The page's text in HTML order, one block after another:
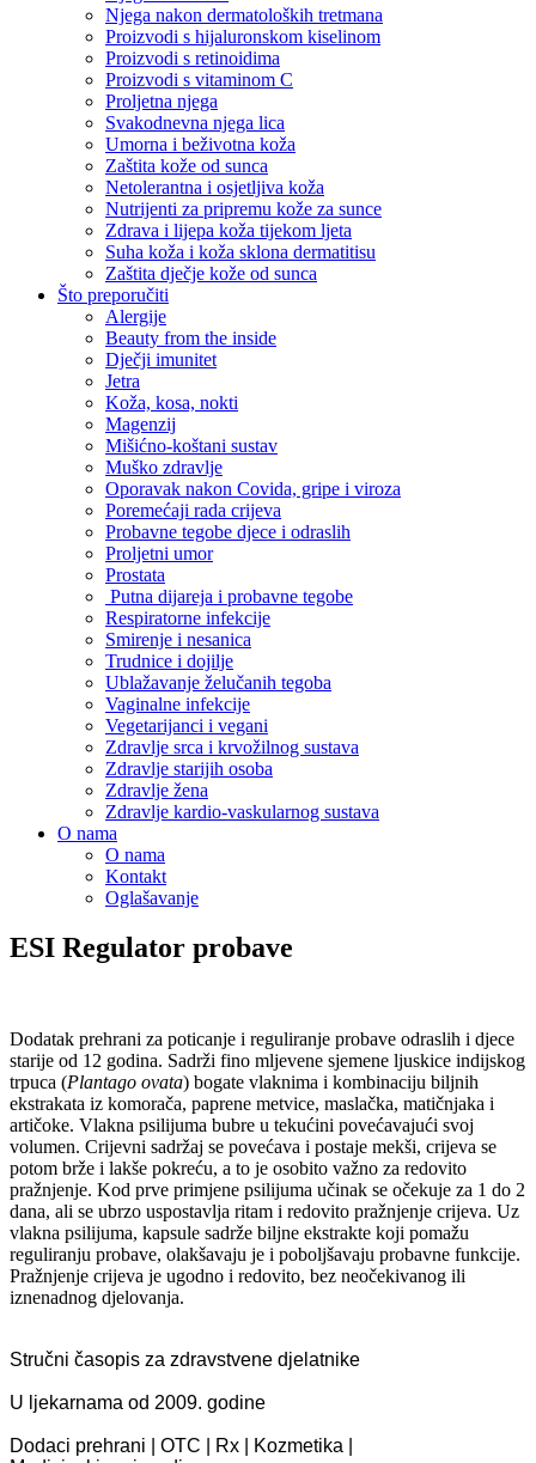
Njega nakon dermatoloških tretmana
Proizvodi s hijaluronskom kiselinom
Proizvodi s retinoidima
Proizvodi s vitaminom C
Proljetna njega
Svakodnevna njega lica
Umorna i beživotna koža
Zaštita kože od sunca
Netolerantna i osjetljiva koža
Nutrijenti za pripremu kože za sunce
Zdrava i lijepa koža tijekom ljeta
Suha koža i koža sklona dermatitisu
Zaštita dječje kože od sunca
Što preporučiti
Alergije
Beauty from the inside
Dječji imunitet
Jetra
Koža, kosa, nokti
Magenzij
Mišićno-koštani sustav
Muško zdravlje
Oporavak nakon Covida, gripe i viroza
Poremećaji rada crijeva
Probavne tegobe djece i odraslih
Proljetni umor
Prostata
Putna dijareja i probavne tegobe
Respiratorne infekcije
Smirenje i nesanica
Trudnice i dojilje
Ublažavanje želučanih tegoba
Vaginalne infekcije
Vegetarijanci i vegani
Zdravlje srca i krvožilnog sustava
Zdravlje starijih osoba
Zdravlje žena
Zdravlje kardio-vaskularnog sustava
O nama
O nama
Kontakt
Oglašavanje
ESI Regulator probave
Dodatak prehrani za poticanje i reguliranje probave odraslih i djece
starije od 12 godina. Sadrži fino mljevene sjemene ljuskice indijskog
trpuca (Plantago ovata) bogate vlaknima i kombinaciju biljnih
ekstrakata iz komorača, paprene metvice, maslačka, matičnjaka i
artičoke. Vlakna psilijuma bubre u tekućini povećavajući svoj
volumen. Crijevni sadržaj se povećava i postaje mekši, crijeva se
potom brže i lakše pokreću, a to je osobito važno za redovito
pražnjenje. Kod prve primjene psilijuma učinak se očekuje za 1 do 2
dana, ali se ubrzo uspostavlja ritam i redovito pražnjenje crijeva. Uz
vlakna psilijuma, kapsule sadrže biljne ekstrakte koji pomažu
reguliranju probave, olakšavaju je i poboljšavaju probavne funkcije.
Pražnjenje crijeva je ugodno i redovito, bez neočekivanog ili
iznenadnog djelovanja.
Stručni časopis za zdravstvene djelatnike
U ljekarnama od 2009. godine
Dodaci prehrani | OTC | Rx | Kozmetika |